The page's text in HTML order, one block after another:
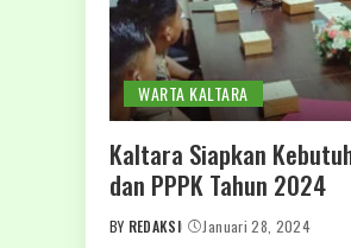
WARTA KALTARA
Kaltara Siapkan
dan PPPK Tahun 2024
POSTED
BY REDAKSI Januari 28, 2024